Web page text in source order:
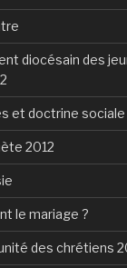
diocésain des
et doctrine sociale
2012
le mariage ?
des chrétiens